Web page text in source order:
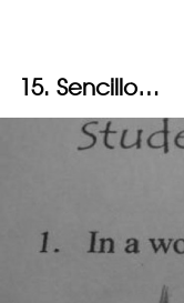
15. Sencillo…